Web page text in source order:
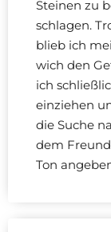
Steinen zu
schlagen.
blieb ich
wich den
ich
einziehen
die Suche
dem
Ton